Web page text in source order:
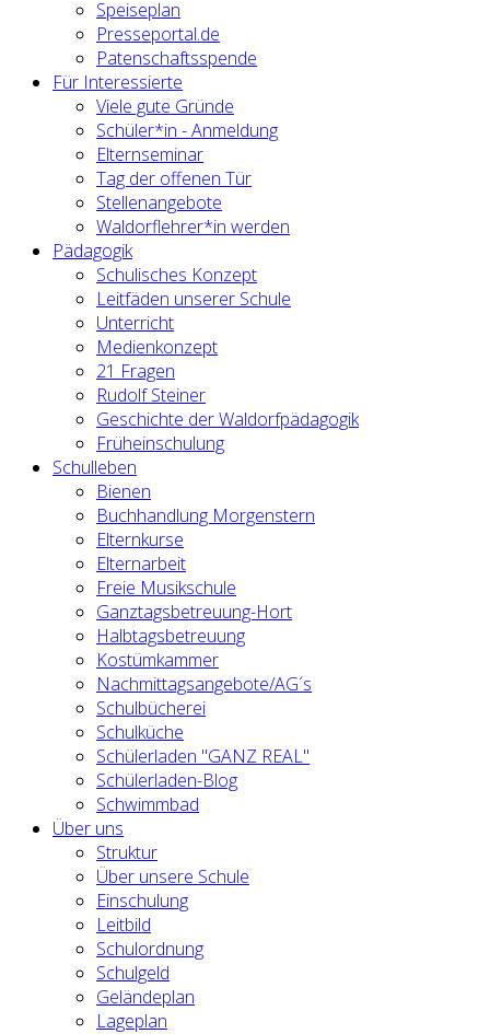
Speiseplan
Presseportal.de
Patenschaftsspende
Für Interessierte
Viele gute Gründe
Schüler*in - Anmeldung
Elternseminar
Tag der offenen Tür
Stellenangebote
Waldorflehrer*in werden
Pädagogik
Schulisches Konzept
Leitfäden unserer Schule
Unterricht
Medienkonzept
21 Fragen
Rudolf Steiner
Geschichte der Waldorfpädagogik
Früheinschulung
Schulleben
Bienen
Buchhandlung Morgenstern
Elternkurse
Elternarbeit
Freie Musikschule
Ganztagsbetreuung-Hort
Halbtagsbetreuung
Kostümkammer
Nachmittagsangebote/AG´s
Schulbücherei
Schulküche
Schülerladen "GANZ REAL"
Schülerladen-Blog
Schwimmbad
Über uns
Struktur
Über unsere Schule
Einschulung
Leitbild
Schulordnung
Schulgeld
Geländeplan
Lageplan